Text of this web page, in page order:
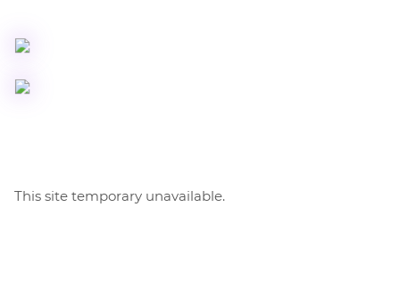
This site temporary unavailable.